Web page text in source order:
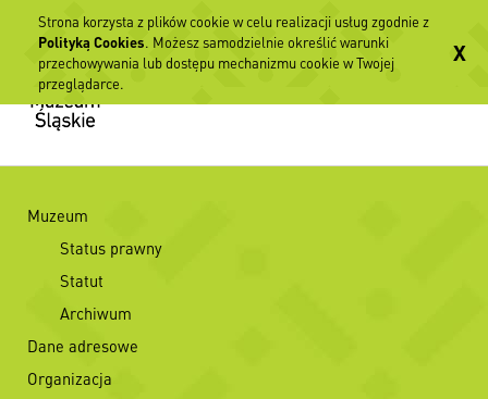
Muzeum
Status prawny
Statut
Archiwum
Dane adresowe
Organizacja
Strona korzysta z plików cookie w celu realizacji usług zgodnie z
Polityką Cookies. Możesz samodzielnie określić warunki
przechowywania lub dostępu mechanizmu cookie w Twojej
przeglądarce.
X